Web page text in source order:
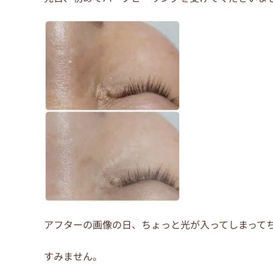
b
o
o
k
アフターの画像の日、ちょっと光が入ってしまって
すみません。